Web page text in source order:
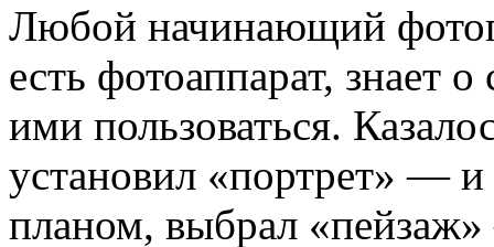
Любой начинающий
есть фотоаппарат, знает
ими пользоваться.
установил «портрет» —
планом, выбрал